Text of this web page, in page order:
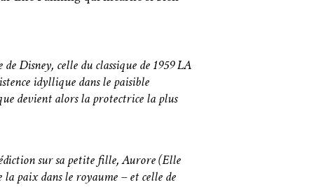
Disney, celle du classique de 1959 LA
idyllique dans le paisible
devient alors la protectrice la plus
sur sa petite fille, Aurore (Elle
paix dans le royaume – et celle de